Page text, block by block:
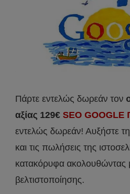
Πάρτε εντελώς δωρεάν τον
αξίας 129€ SEO GOOGLE
εντελώς δωρεάν! Αυξήστε
και τις πωλήσεις της
κατακόρυφα ακολουθώντας
βελτιστοποίησης.